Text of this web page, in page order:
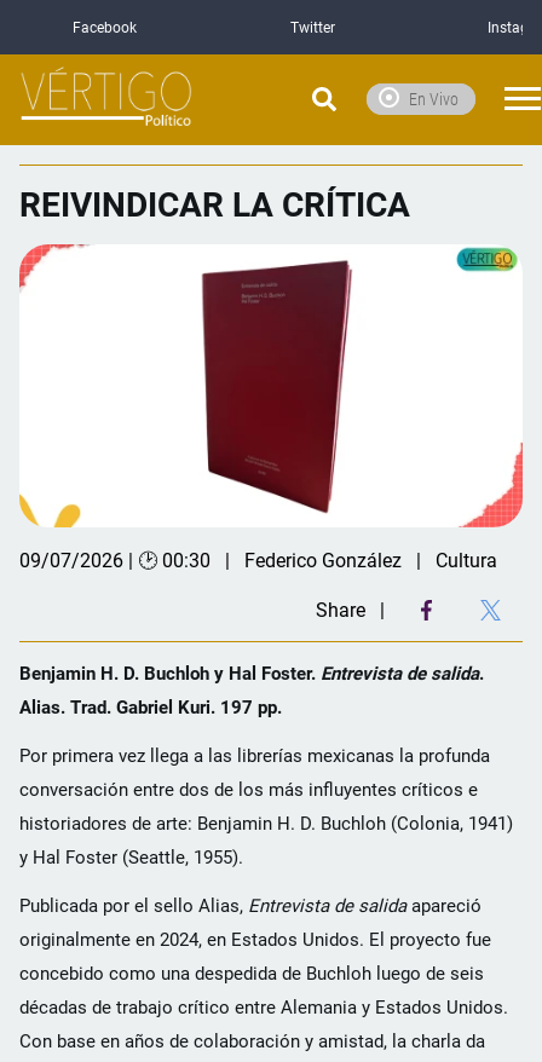
Facebook Twitter
En Vivo
REIVINDICAR LA CRÍTICA
09/07/2026 | 🕑 00:30 Federico González Cultura
Share
Benjamin H. D. Buchloh y Hal Foster. Entrevista de salida.
Alias. Trad. Gabriel Kuri. 197 pp.
Por primera vez llega a las librerías mexicanas la profunda
conversación entre dos de los más influyentes críticos e
historiadores de arte: Benjamin H. D. Buchloh (Colonia, 1941)
y Hal Foster (Seattle, 1955).
Publicada por el sello Alias, Entrevista de salidaapareció
originalmente en 2024, en Estados Unidos. El proyecto fue
concebido como una despedida de Buchloh luego de seis
décadas de trabajo crítico entre Alemania y Estados Unidos.
Con base en años de colaboración y amistad, la charla da